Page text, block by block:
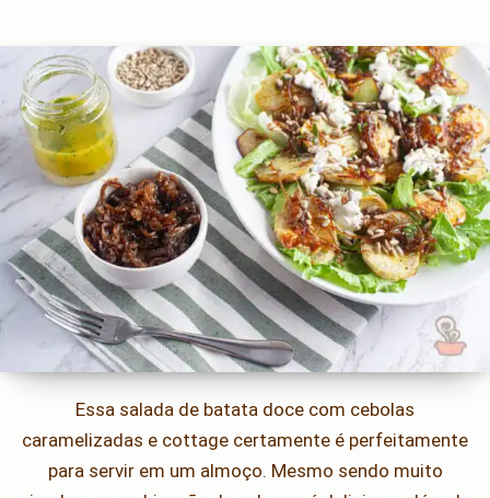
Essa salada de batata doce com cebolas
caramelizadas e cottage certamente é perfeitamente
para servir em um almoço. Mesmo sendo muito